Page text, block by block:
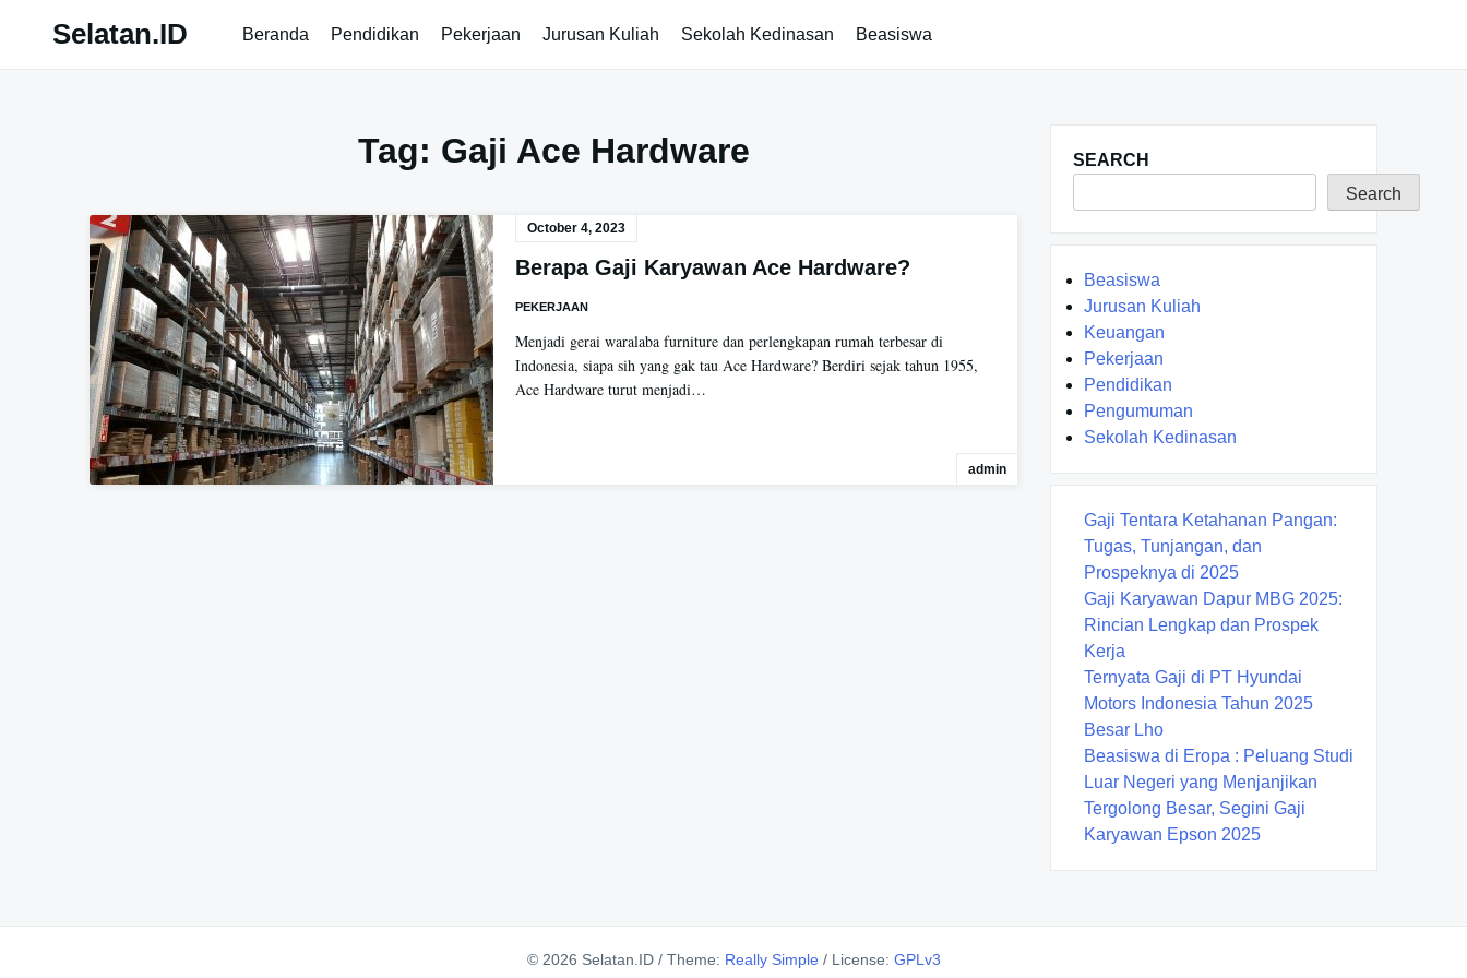
Selatan.ID Beranda Pendidikan Pekerjaan Jurusan Kuliah Sekolah Kedinasan Beasiswa
Tag: Gaji Ace Hardware
October 4, 2023
Berapa Gaji Karyawan Ace Hardware?
PEKERJAAN
Menjadi gerai waralaba furniture dan perlengkapan rumah terbesar di
Indonesia, siapa sih yang gak tau Ace Hardware? Berdiri sejak tahun 1955,
Ace Hardware turut menjadi…
admin
SEARCH
Search
Beasiswa
Jurusan Kuliah
Keuangan
Pekerjaan
Pendidikan
Pengumuman
Sekolah Kedinasan
Gaji Tentara Ketahanan Pangan:
Tugas, Tunjangan, dan
Prospeknya di 2025
Gaji Karyawan Dapur MBG 2025:
Rincian Lengkap dan Prospek
Kerja
Ternyata Gaji di PT Hyundai
Motors Indonesia Tahun 2025
Besar Lho
Beasiswa di Eropa : Peluang Studi
Luar Negeri yang Menjanjikan
Tergolong Besar, Segini Gaji
Karyawan Epson 2025
© 2026 Selatan.ID / Theme: Really Simple / License: GPLv3